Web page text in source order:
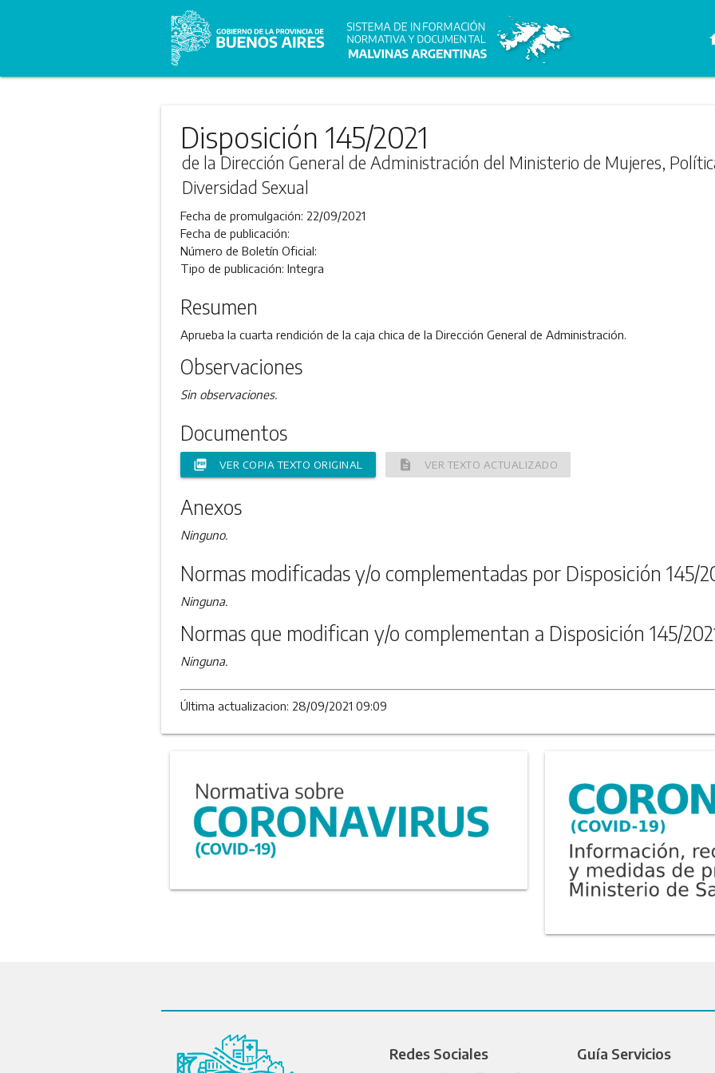
Disposición 145/2021
de la Dirección General de Administración del Ministerio de Mujeres,
Diversidad Sexual
Fecha de promulgación: 22/09/2021
Fecha de publicación:
Número de Boletín Oficial:
Tipo de publicación: Integra
Resumen
Aprueba la cuarta rendición de la caja chica de la Dirección General de Administración.
Observaciones
Sin observaciones.
Documentos
picture_as_pdf VER COPIA TEXTO ORIGINAL description VER TEXTO ACTUALIZADO
Anexos
Ninguno.
Normas modificadas y/o complementadas por Disposición 145/
Ninguna.
Normas que modifican y/o complementan a Disposición 145/
Ninguna.
Última actualizacion: 28/09/2021 09:09
Redes Sociales Guía Servicios